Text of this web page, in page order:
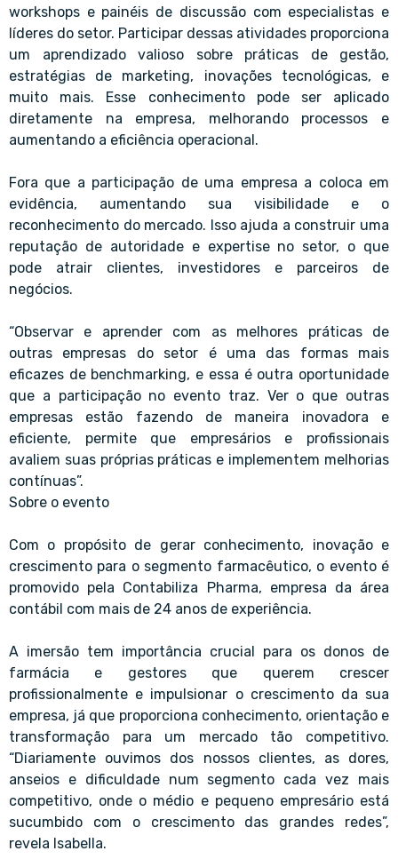
workshops e painéis de discussão com especialistas e
líderes do setor. Participar dessas atividades proporciona
um aprendizado valioso sobre práticas de gestão,
estratégias de marketing, inovações tecnológicas, e
muito mais. Esse conhecimento pode ser aplicado
diretamente na empresa, melhorando processos e
aumentando a eficiência operacional.
Fora que a participação de uma empresa a coloca em
evidência, aumentando sua visibilidade e o
reconhecimento do mercado. Isso ajuda a construir uma
reputação de autoridade e expertise no setor, o que
pode atrair clientes, investidores e parceiros de
negócios.
“Observar e aprender com as melhores práticas de
outras empresas do setor é uma das formas mais
eficazes de benchmarking, e essa é outra oportunidade
que a participação no evento traz. Ver o que outras
empresas estão fazendo de maneira inovadora e
eficiente, permite que empresários e profissionais
avaliem suas próprias práticas e implementem melhorias
contínuas”.
Sobre o evento
Com o propósito de gerar conhecimento, inovação e
crescimento para o segmento farmacêutico, o evento é
promovido pela Contabiliza Pharma, empresa da área
contábil com mais de 24 anos de experiência.
A imersão tem importância crucial para os donos de
farmácia e gestores que querem crescer
profissionalmente e impulsionar o crescimento da sua
empresa, já que proporciona conhecimento, orientação e
transformação para um mercado tão competitivo.
“Diariamente ouvimos dos nossos clientes, as dores,
anseios e dificuldade num segmento cada vez mais
competitivo, onde o médio e pequeno empresário está
sucumbido com o crescimento das grandes redes”,
revela Isabella.